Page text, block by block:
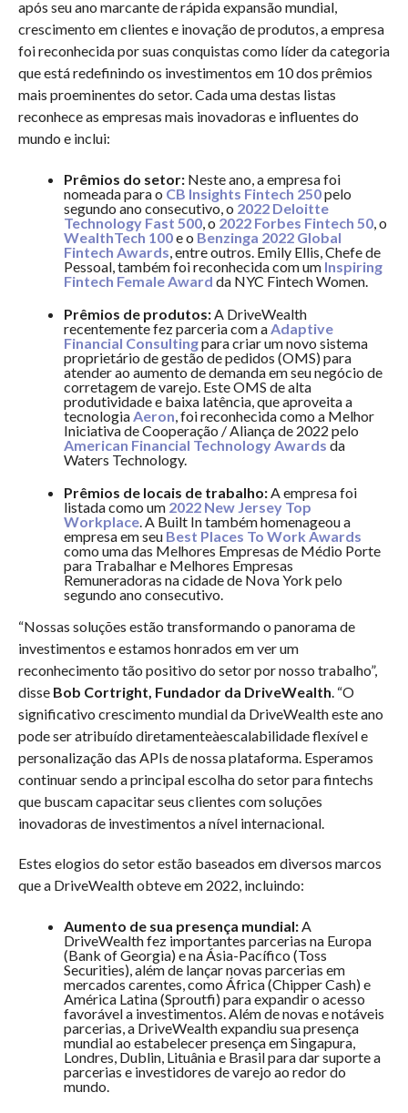
após seu ano marcante de rápida expansão mundial,
crescimento em clientes e inovação de produtos, a empresa
foi reconhecida por suas conquistas como líder da categoria
que está redefinindo os investimentos em 10 dos prêmios
mais proeminentes do setor. Cada uma destas listas
reconhece as empresas mais inovadoras e influentes do
mundo e inclui:
Prêmios do setor: Neste ano, a empresa foi
nomeada para o CB Insights Fintech 250pelo
segundo ano consecutivo, o 2022 Deloitte
Technology Fast 500, o 2022 Forbes Fintech 50, o
WealthTech 100e o Benzinga 2022 Global
Fintech Awards, entre outros. Emily Ellis, Chefe de
Pessoal, também foi reconhecida com um Inspiring
Fintech Female Award da NYC Fintech Women.
Prêmios de produtos:A DriveWealth
recentemente fez parceria com aAdaptive
Financial Consultingpara criar um novo sistema
proprietário de gestão de pedidos (OMS) para
atender ao aumento de demanda em seu negócio de
corretagem de varejo. Este OMS de alta
produtividade e baixa latência, que aproveita a
tecnologiaAeron, foi reconhecida como a Melhor
Iniciativa de Cooperação / Aliança de 2022 pelo
American Financial Technology Awards da
Waters Technology.
Prêmios de locais de trabalho:A empresa foi
listada como um 2022 New Jersey Top
Workplace. A Built In também homenageou a
empresa em seu Best Places To Work Awards
como uma das Melhores Empresas de Médio Porte
para Trabalhar e Melhores Empresas
Remuneradoras na cidade de Nova York pelo
segundo ano consecutivo.
“Nossas soluções estão transformando o panorama de
investimentos e estamos honrados em ver um
reconhecimento tão positivo do setor por nosso trabalho”,
disse Bob Cortright, Fundador da DriveWealth. “O
significativo crescimento mundial da DriveWealth este ano
pode ser atribuído diretamenteàescalabilidade flexível e
personalização das APIs de nossa plataforma. Esperamos
continuar sendo a principal escolha do setor para fintechs
que buscam capacitar seus clientes com soluções
inovadoras de investimentos a nível internacional.
Estes elogios do setor estão baseados em diversos marcos
que a DriveWealth obteve em 2022, incluindo:
Aumento de sua presença mundial:A
DriveWealth fez importantes parcerias na Europa
(Bank of Georgia) e na Ásia-Pacífico (Toss
Securities), além de lançar novas parcerias em
mercados carentes, como África (Chipper Cash) e
América Latina (Sproutfi) para expandir o acesso
favorável a investimentos. Além de novas e notáveis
parcerias, a DriveWealth expandiu sua presença
mundial ao estabelecer presença em Singapura,
Londres, Dublin, Lituânia e Brasil para dar suporte a
parcerias e investidores de varejo ao redor do
mundo.